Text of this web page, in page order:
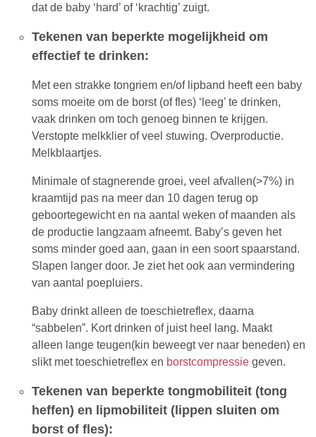
dat de baby ‘hard’ of ‘krachtig’ zuigt.
Tekenen van beperkte mogelijkheid om
effectief te drinken:
Met een strakke tongriem en/of lipband heeft een baby
soms moeite om de borst (of fles) ‘leeg’ te drinken,
vaak drinken om toch genoeg binnen te krijgen.
Verstopte melkklier of veel stuwing. Overproductie.
Melkblaartjes.
Minimale of stagnerende groei, veel afvallen(>7%) in
kraamtijd pas na meer dan 10 dagen terug op
geboortegewicht en na aantal weken of maanden als
de productie langzaam afneemt. Baby’s geven het
soms minder goed aan, gaan in een soort spaarstand.
Slapen langer door. Je ziet het ook aan vermindering
van aantal poepluiers.
Baby drinkt alleen de toeschietreflex, daarna
“sabbelen”. Kort drinken of juist heel lang. Maakt
alleen lange teugen(kin beweegt ver naar beneden) en
slikt met toeschietreflex en borstcompressie geven.
Tekenen van beperkte tongmobiliteit (tong
heffen) en lipmobiliteit (lippen sluiten om
borst of fles):